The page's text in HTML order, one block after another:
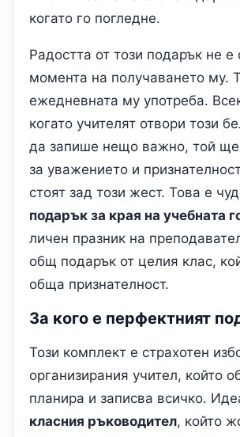
когато го погледне.
Радостта от този подарък не е
момента на получаването му.
ежедневната му употреба.
когато учителят отвори този
да запише нещо важно, той
за уважението и
стоят зад този жест. Това е
подарък за края на учебната
личен празник на
общ подарък от целия клас,
обща признателност.
За кого е перфектният
Този комплект е страхотен
организирания учител, който
планира и записва всичко.
класния ръководител, който